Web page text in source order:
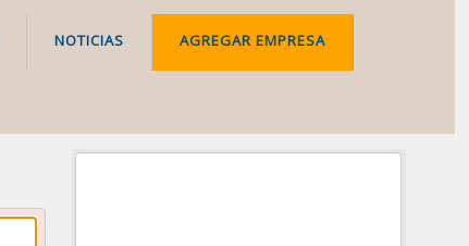
NOTICIAS AGREGAR EMPRESA